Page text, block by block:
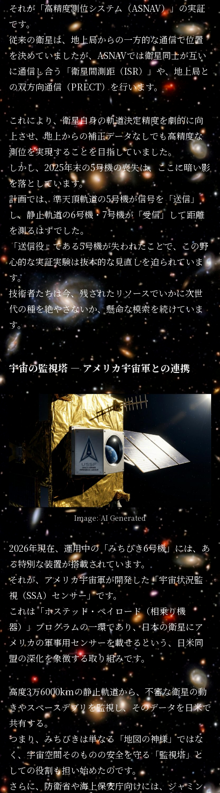
それが「高精度測位システム（ASNAV）」の実証
です。
従来の衛星は、地上局からの一方的な通信で位置
を決めていましたが、ASNAVでは衛星同士が互い
に通信し合う「衛星間測距（ISR）」や、地上局と
の双方向通信（PRECT）を行います。
これにより、衛星自身の軌道決定精度を劇的に向
上させ、地上からの補正データなしでも高精度な
測位を実現することを目指していました。
しかし、2025年末の5号機の喪失は、ここに暗い影
を落としています。
計画では、準天頂軌道の5号機が信号を「送信」
し、静止軌道の6号機・7号機が「受信」して距離
を測るはずでした。
「送信役」である5号機が失われたことで、この野
心的な実証実験は抜本的な見直しを迫られていま
す。
技術者たちは今、残されたリソースでいかに次世
代の種を絶やさないか、懸命な模索を続けていま
す。
宇宙の監視塔 — アメリカ宇宙軍との連携
Image: AI Generated
2026年現在、運用中の「みちびき6号機」には、あ
る特別な装置が搭載されています。
それが、アメリカ宇宙軍が開発した「宇宙状況監
視（SSA）センサー」です。
これは「ホステッド・ペイロード（相乗り機
器）」プログラムの一環であり、日本の衛星にア
メリカの軍事用センサーを載せるという、日米同
盟の深化を象徴する取り組みです。
高度3万6000kmの静止軌道から、不審な衛星の動
きやスペースデブリを監視し、そのデータを日米で
共有する。
つまり、みちびきは単なる「地図の神様」ではな
く、宇宙空間そのものの安全を守る「監視塔」と
しての役割も担い始めたのです。
さらに、防衛省や海上保安庁向けには、ジャミン